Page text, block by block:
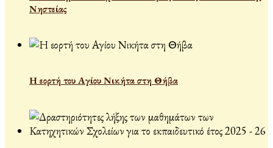
Νηστείας
Η εορτή του Αγίου Νικήτα στη Θήβα